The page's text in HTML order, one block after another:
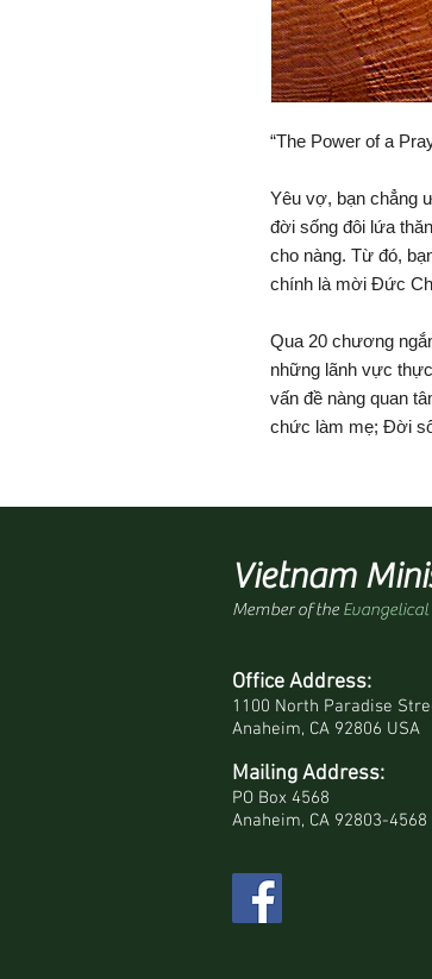
“The Power of a
Yêu vợ, bạn chẳng
đời sống đôi lứa
cho nàng. Từ đó,
chính là mời Đức
Qua 20 chương
những lãnh vực
vấn đề nàng quan
chức làm mẹ; Đời
Vietnam
Member of the
Office Address:
1100 North Paradise
Anaheim, CA 92806 USA
Mailing Address:
PO Box 4568
Anaheim, CA 92803-4568